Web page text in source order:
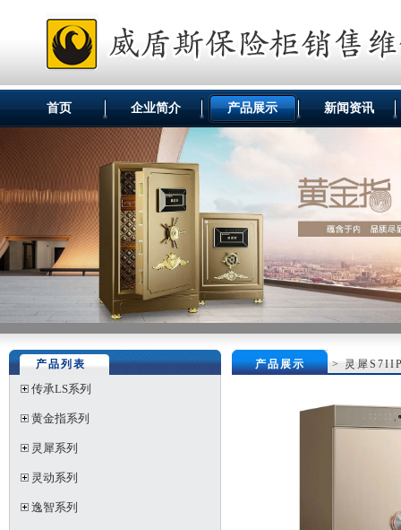
首页 企业简介 产品展示 新闻资讯
产品列表
传承LS系列
黄金指系列
灵犀系列
灵动系列
逸智系列
产品展示 > 灵犀